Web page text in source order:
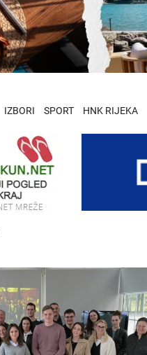
IZBORI SPORT HNK RIJEKA